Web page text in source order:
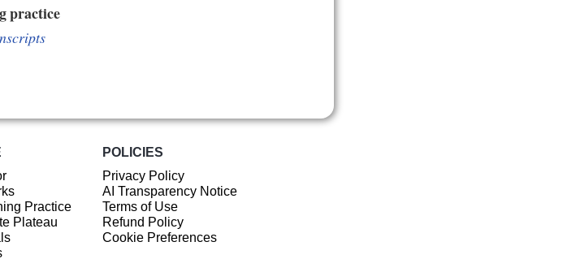
practice
Practice
Plateau
POLICIES
Privacy Policy
AI Transparency Notice
Terms of Use
Refund Policy
Cookie Preferences